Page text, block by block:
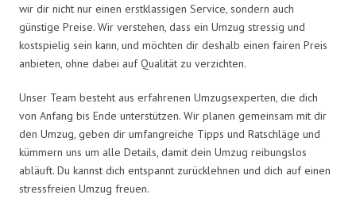
wir dir nicht nur einen erstklassigen Service, sondern auch
günstige Preise. Wir verstehen, dass ein Umzug stressig und
kostspielig sein kann, und möchten dir deshalb einen fairen Preis
anbieten, ohne dabei auf Qualität zu verzichten.
Unser Team besteht aus erfahrenen Umzugsexperten, die dich
von Anfang bis Ende unterstützen. Wir planen gemeinsam mit dir
den Umzug, geben dir umfangreiche Tipps und Ratschläge und
kümmern uns um alle Details, damit dein Umzug reibungslos
abläuft. Du kannst dich entspannt zurücklehnen und dich auf einen
stressfreien Umzug freuen.